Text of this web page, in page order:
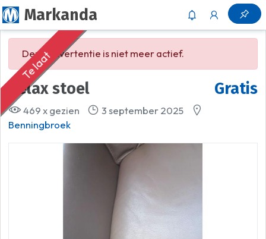
Markanda
Te laat
Deze advertentie is niet meer actief.
Gratis
relax stoel
469 x gezien
3 september 2025
Benningbroek